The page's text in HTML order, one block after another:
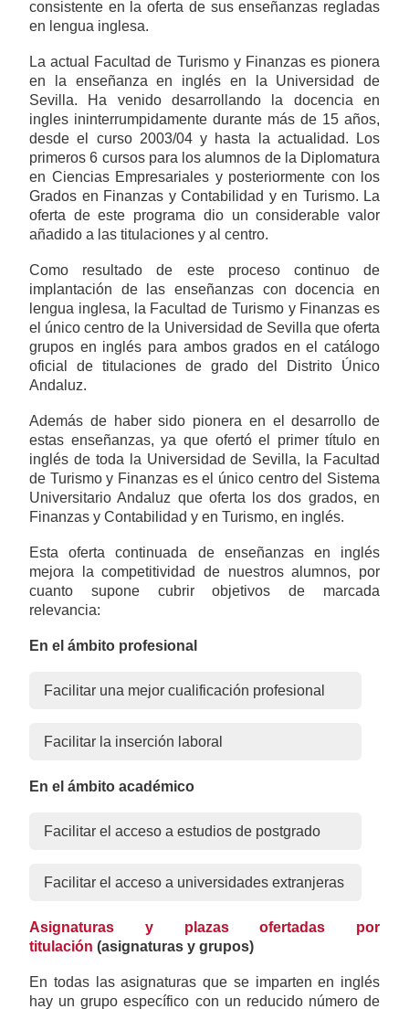
consistente en la oferta de sus enseñanzas regladas
en lengua inglesa.
La actual Facultad de Turismo y Finanzas es pionera
en la enseñanza en inglés en la Universidad de
Sevilla. Ha venido desarrollando la docencia en
ingles ininterrumpidamente durante más de 15 años,
desde el curso 2003/04 y hasta la actualidad. Los
primeros 6 cursos para los alumnos de la Diplomatura
en Ciencias Empresariales y posteriormente con los
Grados en Finanzas y Contabilidad y en Turismo. La
oferta de este programa dio un considerable valor
añadido a las titulaciones y al centro.
Como resultado de este proceso continuo de
implantación de las enseñanzas con docencia en
lengua inglesa, la Facultad de Turismo y Finanzas es
el único centro de la Universidad de Sevilla que oferta
grupos en inglés para ambos grados en el catálogo
oficial de titulaciones de grado del Distrito Único
Andaluz.
Además de haber sido pionera en el desarrollo de
estas enseñanzas, ya que ofertó el primer título en
inglés de toda la Universidad de Sevilla, la Facultad
de Turismo y Finanzas es el único centro del Sistema
Universitario Andaluz que oferta los dos grados, en
Finanzas y Contabilidad y en Turismo, en inglés.
Esta oferta continuada de enseñanzas en inglés
mejora la competitividad de nuestros alumnos, por
cuanto supone cubrir objetivos de marcada
relevancia:
En el ámbito profesional
Facilitar una mejor cualificación profesional
Facilitar la inserción laboral
En el ámbito académico
Facilitar el acceso a estudios de postgrado
Facilitar el acceso a universidades extranjeras
Asignaturas y plazas ofertadas por
titulación (asignaturas y grupos)
En todas las asignaturas que se imparten en inglés
hay un grupo específico con un reducido número de